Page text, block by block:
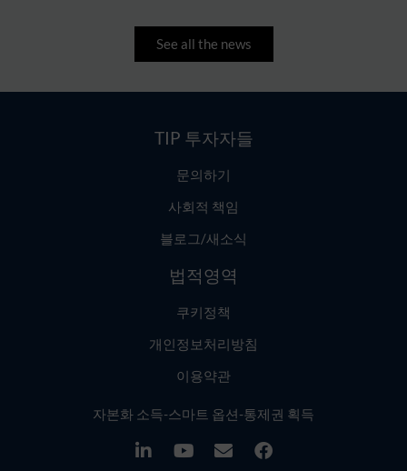
See all the news
TIP 투자자들
문의하기
사회적 책임
블로그/새소식
법적영역
쿠키정책
개인정보처리방침
이용약관
자본화 소득-스마트 옵션-통제권 획득